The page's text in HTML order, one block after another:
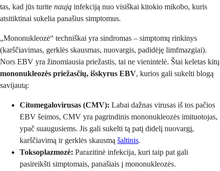
tas, kad jūs turite naują infekciją nuo visiškai kitokio mikobo, kuris
atsitiktinai sukelia panašius simptomus.
„Mononukleozė“ techniškai yra sindromas – simptomų rinkinys
(karščiavimas, gerklės skausmas, nuovargis, padidėję limfmazgiai).
Nors EBV yra žinomiausia priežastis, tai ne vienintelė. Štai keletas kitų
mononukleozės priežasčių, išskyrus EBV, kurios gali sukelti blogą
savijautą:
Citomegalovirusas (CMV): Labai dažnas virusas iš tos pačios
EBV šeimos, CMV yra pagrindinis mononukleozės imituotojas,
ypač suaugusiems. Jis gali sukelti tą patį didelį nuovargį,
karščiavimą ir gerklės skausmą šaltinis.
Toksoplazmozė: Parazitinė infekcija, kuri taip pat gali
pasireikšti simptomais, panašiais į mononukleozės.